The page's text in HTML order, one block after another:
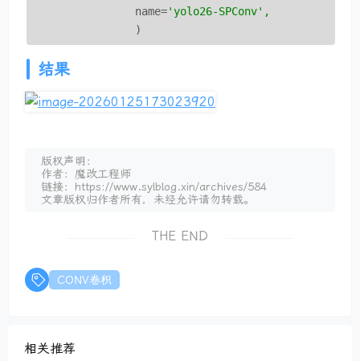
name='yolo26-SPConv',
)
结果
版权声明：
作者：魔改工程师
链接：https://www.sylblog.xin/archives/584
文章版权归作者所有，未经允许请勿转载。
THE END
CONV卷积
相关推荐